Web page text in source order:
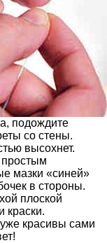
подождите
со стены.
высохнет.
простым
мазки «синей»
в стороны.
плоской
краски.
красивы сами